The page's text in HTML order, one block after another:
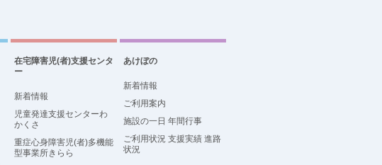
在宅障害児(者)支援センタ
ー
新着情報
児童発達支援センターわ
かくさ
重症心身障害児(者)多機能
型事業所きらら
あけぼの
新着情報
ご利用案内
施設の一日 年間行事
ご利用状況 支援実績 進路
状況